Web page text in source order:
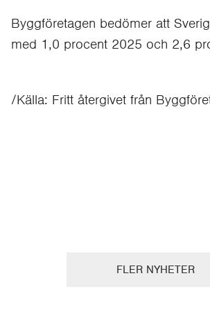
Byggföretagen bedömer att
med 1,0 procent 2025 och 2,6
/Källa: Fritt återgivet från
FLER NYHETER